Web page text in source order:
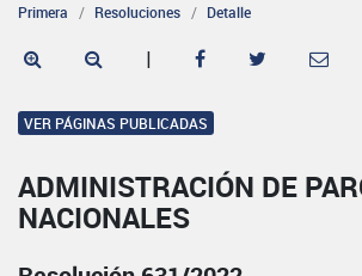
Primera Resoluciones Detalle
|
VER PÁGINAS PUBLICADAS
ADMINISTRACIÓN DE
NACIONALES